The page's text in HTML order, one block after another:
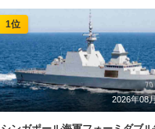
1位
2026年08